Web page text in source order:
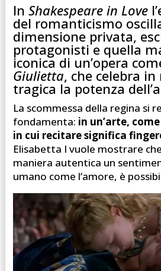
In Shakespeare in Love
del romanticismo
dimensione privata,
protagonisti e quella
iconica di un’opera
Giulietta, che celebra
tragica la potenza
La scommessa della regina si
fondamenta: in un’arte,
in cui recitare significa
Elisabetta I vuole mostrare
maniera autentica un
umano come l’amore, è